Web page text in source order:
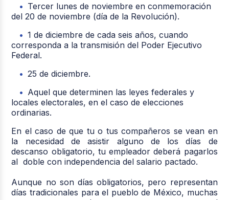
Tercer lunes de noviembre en conmemoración
del 20 de noviembre (día de la Revolución).
1 de diciembre de cada seis años, cuando
corresponda a la transmisión del Poder Ejecutivo
Federal.
25 de diciembre.
Aquel que determinen las leyes federales y
locales electorales, en el caso de elecciones
ordinarias.
En el caso de que tu o tus compañeros se vean en
la necesidad de asistir alguno de los días de
descanso obligatorio, tu empleador deberá pagarlos
al doble con independencia del salario pactado.
Aunque no son días obligatorios, pero representan
días tradicionales para el pueblo de México, muchas